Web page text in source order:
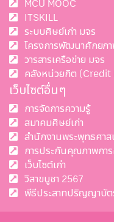
MCU MOOC
ITSKILL
ระบบศิษย์เก่า มจร
โครงการพัฒนาศักยภ
วารสารเครือข่าย มจร
คลังหน่วยกิต (Credit
เว็บไซต์อื่นๆ
การจัดการความรู้
สมาคมศิษย์เก่า
สำนักงานพระพุทธศา
การประกันคุณภาพกา
เว็บไซต์เก่า
วิสาขบูชา 2567
พีธีประสาทปริญญาบัต